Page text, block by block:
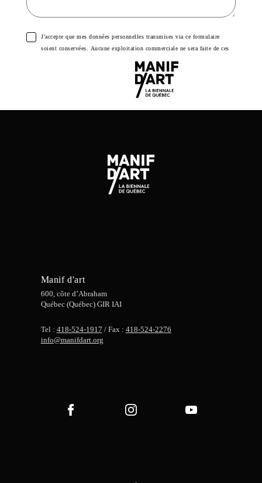
J'accepte que mes données personnelles transmises via ce formulaire
soient conservées. Aucune exploitation commerciale ne sera faite de ces
Manif d'art
600, côte d’Abraham
Québec (Québec) GIR IAI
Tel : 418-524-1917 / Fax : 418-524-2276
info@manifdart.org